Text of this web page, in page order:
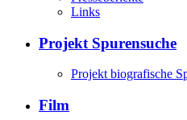
Links
Projekt Spurensuche
Projekt biografische
Film